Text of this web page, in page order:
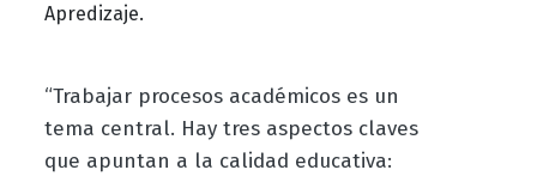
Apredizaje.
“Trabajar procesos académicos es un
tema central. Hay tres aspectos claves
que apuntan a la calidad educativa: